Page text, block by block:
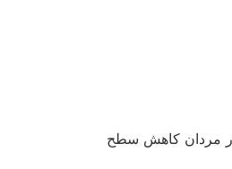
در مردان کاهش سطح